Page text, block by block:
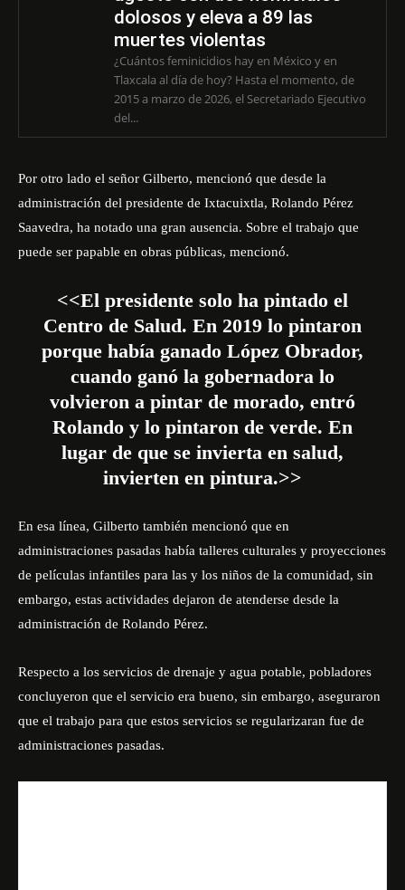
dolosos y eleva a 89 las
muertes violentas
¿Cuántos feminicidios hay en México y en
Tlaxcala al día de hoy? Hasta el momento, de
2015 a marzo de 2026, el Secretariado Ejecutivo
del...
Por otro lado el señor Gilberto, mencionó que desde la
administración del presidente de Ixtacuixtla, Rolando Pérez
Saavedra, ha notado una gran ausencia. Sobre el trabajo que
puede ser papable en obras públicas, mencionó.
<<El presidente solo ha pintado el
Centro de Salud. En 2019 lo pintaron
porque había ganado López Obrador,
cuando ganó la gobernadora lo
volvieron a pintar de morado, entró
Rolando y lo pintaron de verde. En
lugar de que se invierta en salud,
invierten en pintura.>>
En esa línea, Gilberto también mencionó que en
administraciones pasadas había talleres culturales y proyecciones
de películas infantiles para las y los niños de la comunidad, sin
embargo, estas actividades dejaron de atenderse desde la
administración de Rolando Pérez.
Respecto a los servicios de drenaje y agua potable, pobladores
concluyeron que el servicio era bueno, sin embargo, aseguraron
que el trabajo para que estos servicios se regularizaran fue de
administraciones pasadas.